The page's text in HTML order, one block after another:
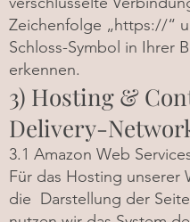
Zeichenfolge „https://“
Schloss-Symbol in Ihrer
erkennen.
3) Hosting &
Delivery-
3.1 Amazon Web
Für das Hosting unserer
die Darstellung der